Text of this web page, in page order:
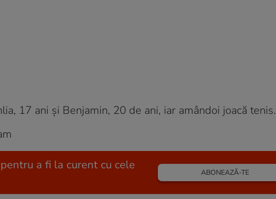
17 ani și Benjamin, 20 de ani, iar amândoi joacă tenis.
pentru a fi la curent cu cele
ABONEAZĂ-TE